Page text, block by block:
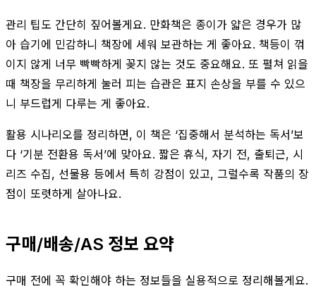
관리 팁도 간단히 짚어볼게요. 만화책은 종이가 얇은 경우가 많
아 습기에 민감하니 책장에 세워 보관하는 게 좋아요. 책등이 꺾
이지 않게 너무 빡빡하게 꽂지 않는 것도 중요해요. 또 펼쳐 읽을
때 책장을 무리하게 눌러 피는 습관은 표지 손상을 부를 수 있으
니 부드럽게 다루는 게 좋아요.
활용 시나리오를 정리하면, 이 책은 ‘집중해서 분석하는 독서’보
다 ‘기분 전환용 독서’에 맞아요. 짧은 휴식, 자기 전, 출퇴근, 시
리즈 수집, 선물용 등에서 특히 강점이 있고, 그럴수록 작품의 장
점이 또렷하게 살아나요.
구매/배송/AS 정보 요약
구매 전에 꼭 확인해야 하는 정보들을 실용적으로 정리해볼게요.